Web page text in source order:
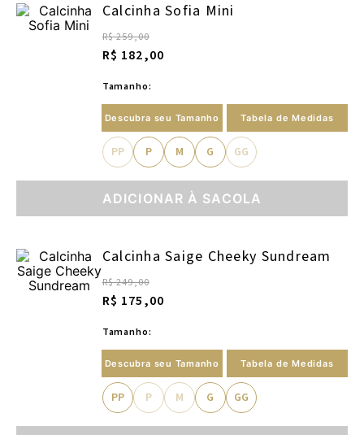
Calcinha Sofia Mini
R$ 259,00
R$ 182,00
Tamanho:
Descubra seu Tamanho Tabela de Medidas
PP P M G GG
ADICIONAR À SACOLA
Calcinha Saige Cheeky Sundream
R$ 249,00
R$ 175,00
Tamanho:
Descubra seu Tamanho Tabela de Medidas
PP P M G GG